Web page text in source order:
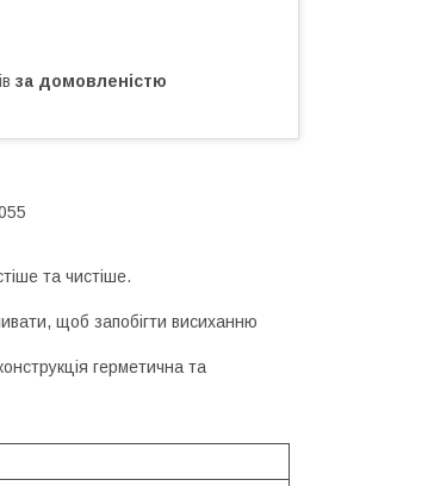
за домовленістю
та чистіше.
щоб запобігти висиханню
герметична та